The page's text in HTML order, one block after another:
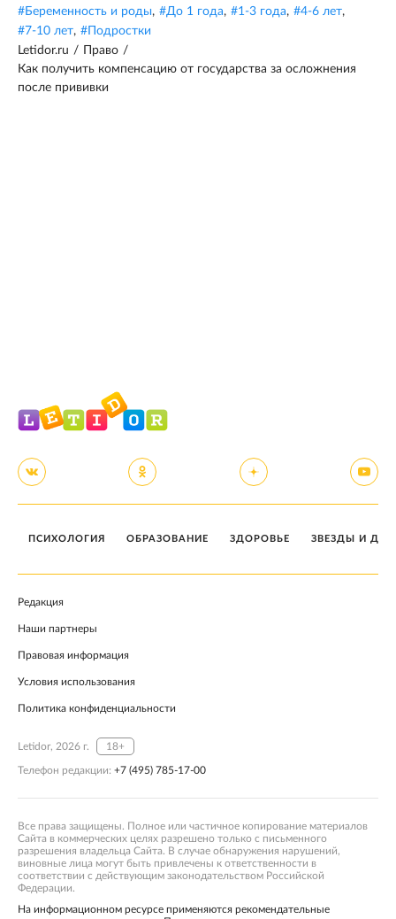
#Беременность и роды, #До 1 года, #1-3 года, #4-6 лет,
#7-10 лет, # Подростки
Letidor.ru / Право /
Как получить компенсацию от государства за осложнения
после прививки
ПСИХОЛОГИЯ ОБРАЗОВАНИЕ ЗДОРОВЬЕ ЗВЕЗДЫ И
Редакция
Наши партнеры
Правовая информация
Условия использования
Политика конфиденциальности
Letidor, 2026 г. 18+
Телефон редакции: +7 (495) 785-17-00
Все права защищены. Полное или частичное копирование материалов
Сайта в коммерческих целях разрешено только с письменного
разрешения владельца Сайта. В случае обнаружения нарушений,
виновные лица могут быть привлечены к ответственности в
соответствии с действующим законодательством Российской
Федерации.
На информационном ресурсе применяются рекомендательные